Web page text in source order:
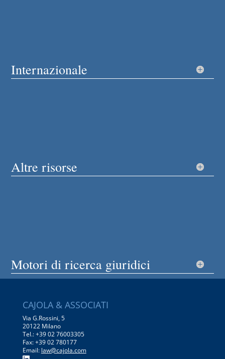
Internazionale
Altre risorse
Motori di ricerca giuridici
CAJOLA & ASSOCIATI
Via G.Rossini, 5
20122 Milano
Tel.: +39 02 76003305
Fax: +39 02 780177
Email: law@cajola.com